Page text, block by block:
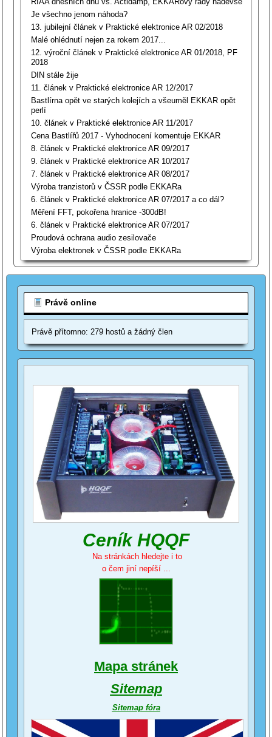
Je všechno jenom náhoda?
13. jubilejní článek v Praktické elektronice AR 02/2018
Malé ohlédnutí nejen za rokem 2017...
12. výroční článek v Praktické elektronice AR 01/2018, PF
2018
DIN stále žije
11. článek v Praktické elektronice AR 12/2017
Bastlírna opět ve starých kolejích a všeuměl EKKAR opět
perlí
10. článek v Praktické elektronice AR 11/2017
Cena Bastlířů 2017 - Vyhodnocení komentuje EKKAR
8. článek v Praktické elektronice AR 09/2017
9. článek v Praktické elektronice AR 10/2017
7. článek v Praktické elektronice AR 08/2017
Výroba tranzistorů v ČSSR podle EKKARa
6. článek v Praktické elektronice AR 07/2017 a co dál?
Měření FFT, pokořena hranice -300dB!
6. článek v Praktické elektronice AR 07/2017
Proudová ochrana audio zesilovače
Výroba elektronek v ČSSR podle EKKARa
Právě online
Právě přítomno: 279 hostů a žádný člen
Ceník HQQF
Na stránkách hledejte i to
o čem jiní nepíší ...
Mapa stránek
Sitemap
Sitemap fóra